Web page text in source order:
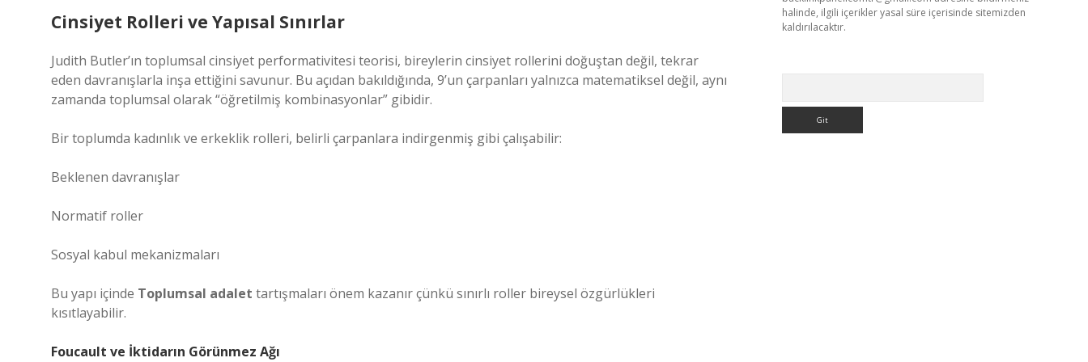
Cinsiyet Rolleri ve Yapısal Sınırlar
Judith Butler’ın toplumsal cinsiyet performativitesi teorisi, bireylerin cinsiyet rollerini doğuştan değil, tekrar
eden davranışlarla inşa ettiğini savunur. Bu açıdan bakıldığında, 9’un çarpanları yalnızca matematiksel değil, aynı
zamanda toplumsal olarak “öğretilmiş kombinasyonlar” gibidir.
Bir toplumda kadınlık ve erkeklik rolleri, belirli çarpanlara indirgenmiş gibi çalışabilir:
Beklenen davranışlar
Normatif roller
Sosyal kabul mekanizmaları
Bu yapı içinde Toplumsal adalet tartışmaları önem kazanır çünkü sınırlı roller bireysel özgürlükleri
kısıtlayabilir.
Foucault ve İktidarın Görünmez Ağı
halinde, ilgili içerikler yasal süre içerisinde sitemizden
kaldırılacaktır.